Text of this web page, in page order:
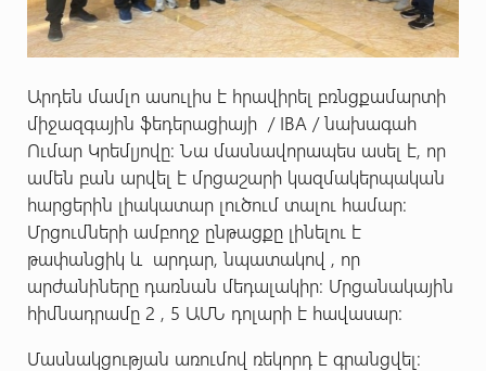
Արդեն մամլո ասուլիս է հրավիրել բռնցքամարտի
միջազգային ֆեդերացիայի / IBA / նախագահ
Ումար Կրեմլյովը: Նա մասնավորապես ասել է, որ
ամեն բան արվել է մրցաշարի կազմակերպական
հարցերին լիակատար լուծում տալու համար:
Մրցումների ամբողջ ընթացքը լինելու է
թափանցիկ և արդար, նպատակով , որ
արժանիները դառնան մեդալակիր: Մրցանակային
հիմնադրամը 2 , 5 ԱՄՆ դոլարի է հավասար:
Մասնակցության առումով ռեկորդ է գրանցվել: